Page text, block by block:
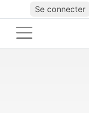
Se connecter